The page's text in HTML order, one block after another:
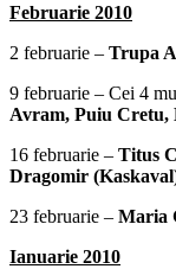
Februarie 2010
2 februarie – Trupa
9 februarie – Cei 4
Avram, Puiu Cretu,
16 februarie – Titus
Dragomir
23 februarie – Maria
Ianuarie 2010